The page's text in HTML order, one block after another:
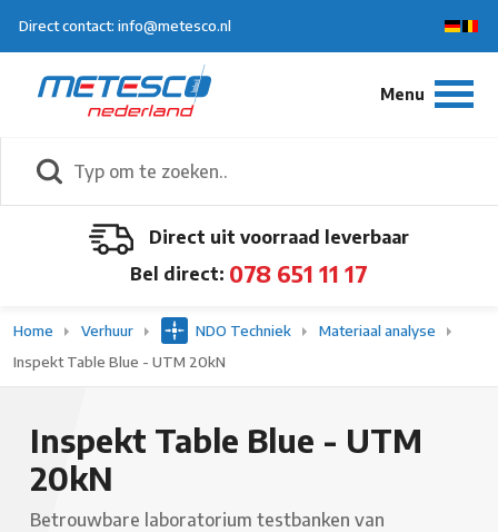
Direct contact: info@metesco.nl
Direct uit voorraad leverbaar
Bel direct: 078 651 11 17
Home Verhuur NDO Techniek
Materiaal analyse
Inspekt Table Blue - UTM 20kN
Inspekt Table Blue - UTM
20kN
Betrouwbare laboratorium testbanken van